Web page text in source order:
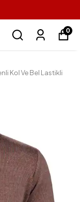
0
Kol Ve Bel Lastikli